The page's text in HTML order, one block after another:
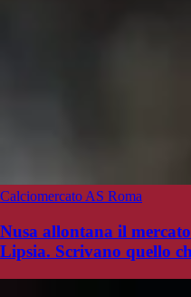
Calciomercato AS Roma
Nusa allontana il
Lipsia. Scrivano quello